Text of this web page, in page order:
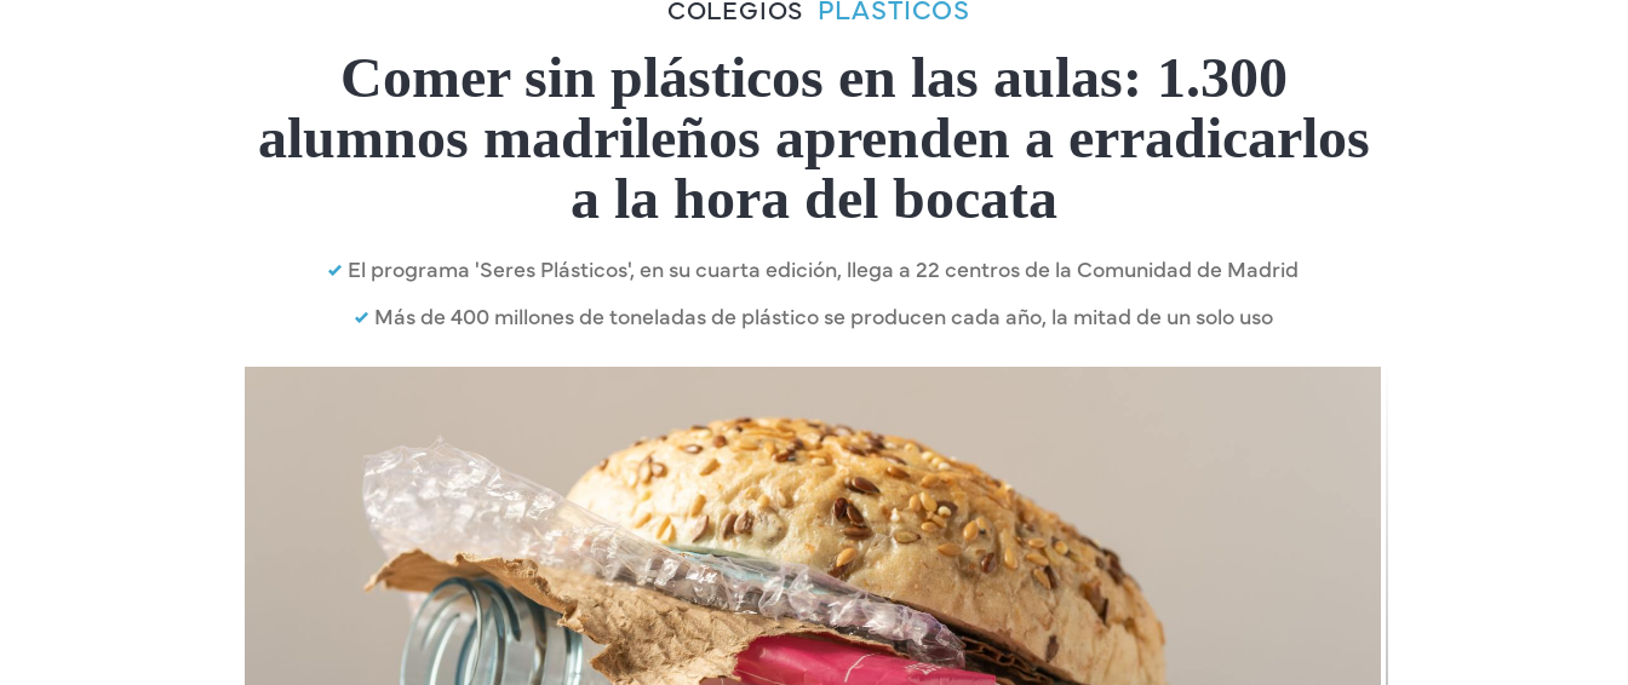
COLEGIOS PLÁSTICOS
Comer sin plásticos en las aulas: 1.300
alumnos madrileños aprenden a erradicarlos
a la hora del bocata
El programa 'Seres Plásticos', en su cuarta edición, llega a 22 centros de la Comunidad de Madrid
Más de 400 millones de toneladas de plástico se producen cada año, la mitad de un solo uso